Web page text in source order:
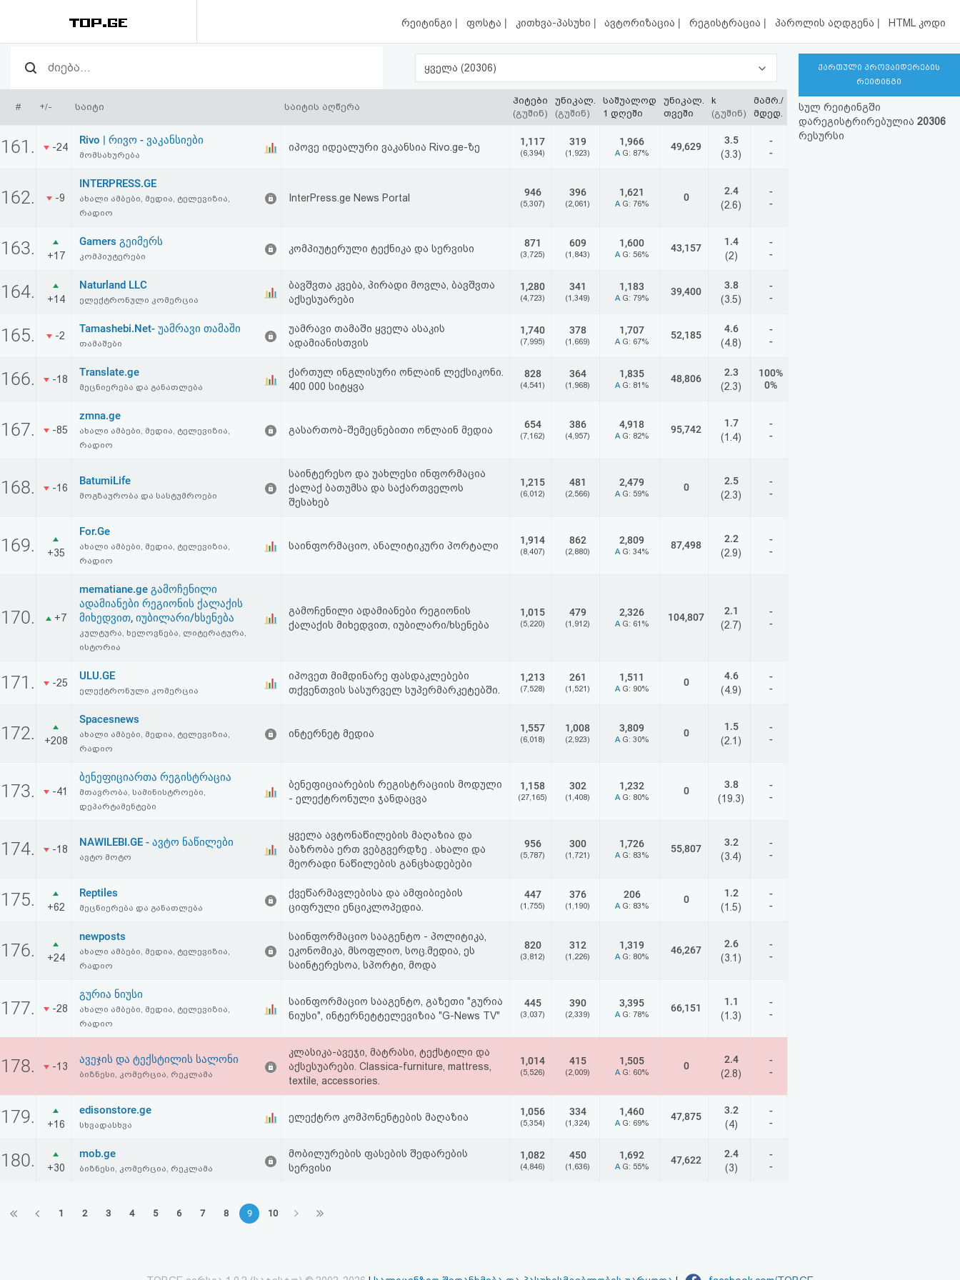
რეიტინგი | ფოსტა | კითხვა-პასუხი | ავტორიზაცია | რეგისტრაცია | პაროლის აღდგენა | HTML კოდი
რეიტინგი
(მთავარი)
ფოსტა
პასუხი
პაროლის
აღდგენა
სალიცენზიო
და
უარყოფა
ყველა (20306)
# +/- საიტი საიტის აღწერა
ჰიტები
(გუშინ)
უნიკალ.
(გუშინ)
საშუალოდ
1 დღეში
უნიკალ.
თვეში
k
(გუშინ)
მამრ./
მდედ.
161. -24
Rivo | რივო - ვაკანსიები
მომსახურება
იპოვე იდეალური ვაკანსია Rivo.ge-ზე 1,117
(6,394)
319
(1,923)
1,966
A G: 87%
49,629
3.5
(3.3)
-
-
162. -9
INTERPRESS.GE
ახალი ამბები, მედია, ტელევიზია,
რადიო
InterPress.ge News Portal 946
(5,307)
396
(2,061)
1,621
A G: 76%
0
2.4
(2.6)
-
-
163. +17
Gamers გეიმერს
კომპიუტერები
კომპიუტერული ტექნიკა და სერვისი 871
(3,725)
609
(1,843)
1,600
A G: 56%
43,157
1.4
(2)
-
-
164. +14
Naturland LLC
ელექტრონული კომერცია
ბავშვთა კვება, პირადი მოვლა, ბავშვთა
აქსესუარები
1,280
(4,723)
341
(1,349)
1,183
A G: 79%
39,400
3.8
(3.5)
-
-
165. -2
Tamashebi.Net- უამრავი თამაში
თამაშები
უამრავი თამაში ყველა ასაკის
ადამიანისთვის
1,740
(7,995)
378
(1,669)
1,707
A G: 67%
52,185
4.6
(4.8)
-
-
166. -18
Translate.ge
მეცნიერება და განათლება
ქართულ ინგლისური ონლაინ ლექსიკონი.
400 000 სიტყვა
828
(4,541)
364
(1,968)
1,835
A G: 81%
48,806
2.3
(2.3)
100%
0%
167. -85
zmna.ge
ახალი ამბები, მედია, ტელევიზია,
რადიო
გასართობ-შემეცნებითი ონლაინ მედია 654
(7,162)
386
(4,957)
4,918
A G: 82%
95,742
1.7
(1.4)
-
-
168. -16
BatumiLife
მოგზაურობა და სასტუმროები
საინტერესო და უახლესი ინფორმაცია
ქალაქ ბათუმსა და საქართველოს
შესახებ
1,215
(6,012)
481
(2,566)
2,479
A G: 59%
0
2.5
(2.3)
-
-
169. +35
For.Ge
ახალი ამბები, მედია, ტელევიზია,
რადიო
საინფორმაციო, ანალიტიკური პორტალი 1,914
(8,407)
862
(2,880)
2,809
A G: 34%
87,498
2.2
(2.9)
-
-
170. +7
mematiane.ge გამოჩენილი
ადამიანები რეგიონის ქალაქის
მიხედვით, იუბილარი/ხსენება
კულტურა, ხელოვნება, ლიტერატურა,
ისტორია
გამოჩენილი ადამიანები რეგიონის
ქალაქის მიხედვით, იუბილარი/ხსენება
1,015
(5,220)
479
(1,912)
2,326
A G: 61%
104,807
2.1
(2.7)
-
-
171. -25
ULU.GE
ელექტრონული კომერცია
იპოვეთ მიმდინარე ფასდაკლებები
თქვენთვის სასურველ სუპერმარკეტებში.
1,213
(7,528)
261
(1,521)
1,511
A G: 90%
0
4.6
(4.9)
-
-
172. +208
Spacesnews
ახალი ამბები, მედია, ტელევიზია,
რადიო
ინტერნეტ მედია 1,557
(6,018)
1,008
(2,923)
3,809
A G: 30%
0
1.5
(2.1)
-
-
173. -41
ბენეფიციართა რეგისტრაცია
მთავრობა, სამინისტროები,
დეპარტამენტები
ბენეფიციარების რეგისტრაციის მოდული
- ელექტრონული ჯანდაცვა
1,158
(27,165)
302
(1,408)
1,232
A G: 80%
0
3.8
(19.3)
-
-
174. -18
NAWILEBI.GE - ავტო ნაწილები
ავტო მოტო
ყველა ავტონაწილების მაღაზია და
ბაზრობა ერთ ვებგვერდზე . ახალი და
მეორადი ნაწილების განცხადებები
956
(5,787)
300
(1,721)
1,726
A G: 83%
55,807
3.2
(3.4)
-
-
175. +62
Reptiles
მეცნიერება და განათლება
ქვეწარმავლებისა და ამფიბიების
ციფრული ენციკლოპედია.
447
(1,755)
376
(1,190)
206
A G: 83%
0
1.2
(1.5)
-
-
176. +24
newposts
ახალი ამბები, მედია, ტელევიზია,
რადიო
საინფორმაციო სააგენტო - პოლიტიკა,
ეკონომიკა, მსოფლიო, სოც.მედია, ეს
საინტერესოა, სპორტი, მოდა
820
(3,812)
312
(1,226)
1,319
A G: 80%
46,267
2.6
(3.1)
-
-
177. -28
გურია ნიუსი
ახალი ამბები, მედია, ტელევიზია,
რადიო
საინფორმაციო სააგენტო, გაზეთი "გურია
ნიუსი", ინტერნეტტელევიზია "G-News TV"
445
(3,037)
390
(2,339)
3,395
A G: 78%
66,151
1.1
(1.3)
-
-
178. -13
ავეჯის და ტექსტილის სალონი
ბიზნესი, კომერცია, რეკლამა
კლასიკა-ავეჯი, მატრასი, ტექსტილი და
აქსესუარები. Classica-furniture, mattress,
textile, accessories.
1,014
(5,526)
415
(2,009)
1,505
A G: 60%
0
2.4
(2.8)
-
-
179. +16
edisonstore.ge
სხვადასხვა
ელექტრო კომპონენტების მაღაზია 1,056
(5,354)
334
(1,324)
1,460
A G: 69%
47,875
3.2
(4)
-
-
180. +30
mob.ge
ბიზნესი, კომერცია, რეკლამა
მობილურების ფასების შედარების
სერვისი
1,082
(4,846)
450
(1,636)
1,692
A G: 55%
47,622
2.4
(3)
-
-
1 2 3 4 5 6 7 8 9 10
ქართული პროვაიდერების
რეიტინგი
სულ რეიტინგში
დარეგისტრირებულია 20306
რესურსი